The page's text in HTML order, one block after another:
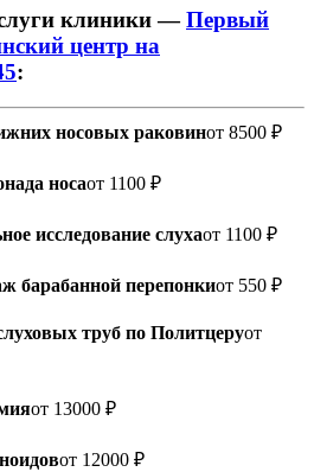
клиники —Первый
центр на
:
носовых раковинот 8500 ₽
носаот 1100 ₽
исследование слухаот 1100 ₽
барабанной перепонкиот 550 ₽
труб по Политцеруот
от 13000 ₽
от 12000 ₽